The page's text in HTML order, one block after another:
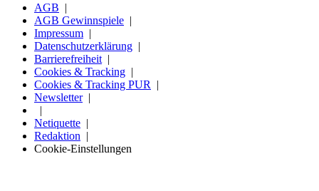
AGB
AGB Gewinnspiele
Impressum
Datenschutzerklärung
Barrierefreiheit
Cookies & Tracking
Cookies & Tracking PUR
Newsletter
Netiquette
Redaktion
Cookie-Einstellungen